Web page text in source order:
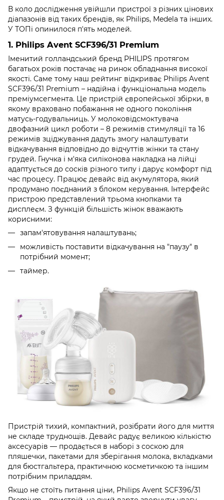
В коло дослідження увійшли пристрої з різних цінових
діапазонів від таких брендів, як Philips, Medela та інших.
У ТОПі опинилося п'ять моделей.
1. Philips Avent SCF396/31 Premium
Іменитий голландський бренд PHILIPS протягом
багатьох років постачає на ринок обладнання високої
якості. Саме тому наш рейтинг відкриває Philips Avent
SCF396/31 Premium – надійна і функціональна модель
преміумсегмента. Це пристрій європейської збірки, в
якому враховано побажання не одного покоління
матусь-годувальниць. У молоковідсмоктувача
двофазний цикл роботи – 8 режимів стимуляції та 16
режимів зціджування дадуть змогу налаштувати
відкачування відповідно до відчуттів жінки та стану
грудей. Гнучка і м'яка силіконова накладка на лійці
адаптується до сосків різного типу і дарує комфорт під
час процесу. Працює девайс від акумулятора, який
продумано поєднаний з блоком керування. Інтерфейс
пристрою представлений трьома кнопками та
дисплеєм. З функцій більшість жінок вважають
корисними:
запам'ятовування налаштувань;
можливість поставити відкачування на "паузу" в
потрібний момент;
таймер.
Пристрій тихий, компактний, розібрати його для миття
не складе труднощів. Девайс радує великою кількістю
аксесуарів — продається в наборі з соскою для
пляшечки, пакетами для зберігання молока, вкладками
для бюстгальтера, практичною косметичкою та іншим
потрібним приладдям.
Якщо не стоїть питання ціни, Philips Avent SCF396/31